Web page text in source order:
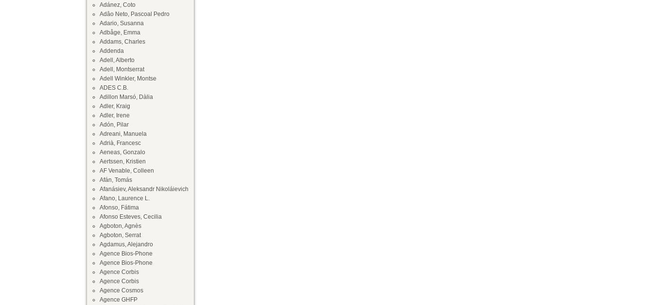
Adánez, Coto
Adâo Neto, Pascoal Pedro
Adario, Susanna
Adbåge, Emma
Addams, Charles
Addenda
Adell, Alberto
Adell, Montserrat
Adell Winkler, Montse
ADES C.B.
Adillon Marsó, Dàlia
Adler, Kraig
Adler, Irene
Adón, Pilar
Adreani, Manuela
Adrià, Francesc
Aeneas, Gonzalo
Aertssen, Kristien
AF Venable, Colleen
Afán, Tomás
Afanásiev, Aleksandr Nikoláievich
Afano, Laurence L.
Afonso, Fátima
Afonso Esteves, Cecilia
Agboton, Agnès
Agboton, Serrat
Agdamus, Alejandro
Agence Bios-Phone
Agence Bios-Phone
Agence Corbis
Agence Corbis
Agence Cosmos
Agence GHFP